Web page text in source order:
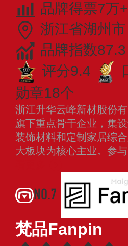
品牌得票7万+
浙江省湖州市
品牌指数87.3
评分9.4
勋章18个
浙江升华云峰新材股份
旗下重点骨干企业，集
装饰材料和定制家居综
大板块为核心主业。参
NO.7
梵品Fanpin